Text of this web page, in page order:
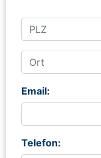
Email:
Telefon: